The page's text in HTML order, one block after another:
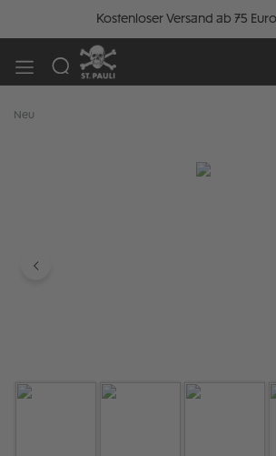
Kostenloser Versand ab 75 Euro
Neu